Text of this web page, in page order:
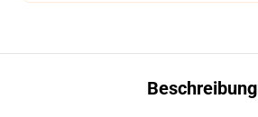
Beschreibung